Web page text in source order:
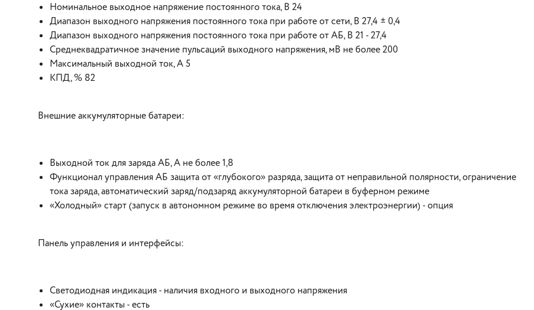
Номинальное выходное напряжение постоянного тока, В 24
Диапазон выходного напряжения постоянного тока при работе от сети, В 27,4 ± 0,4
Диапазон выходного напряжения постоянного тока при работе от АБ, В 21 - 27,4
Среднеквадратичное значение пульсаций выходного напряжения, мВ не более 200
Максимальный выходной ток, А 5
КПД, % 82
Внешние аккумуляторные батареи:
Выходной ток для заряда АБ, А не более 1,8
Функционал управления АБ защита от «глубокого» разряда, защита от неправильной полярности, ограничение
тока заряда, автоматический заряд/подзаряд аккумуляторной батареи в буферном режиме
«Холодный» старт (запуск в автономном режиме во время отключения электроэнергии) - опция
Панель управления и интерфейсы:
Светодиодная индикация - наличия входного и выходного напряжения
«Сухие» контакты - есть